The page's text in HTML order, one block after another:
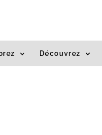
Découvrez